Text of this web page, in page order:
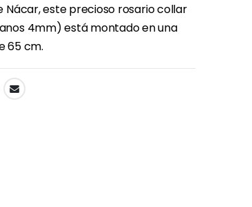
Nácar, este precioso rosario collar
4mm) está montado en una
65 cm.